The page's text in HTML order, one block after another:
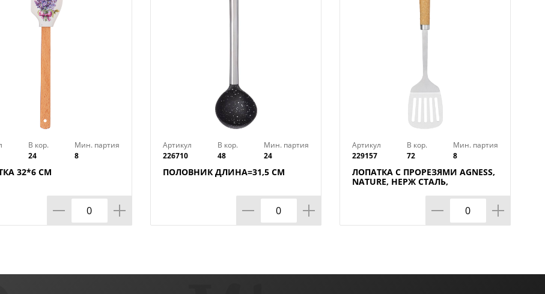
В кор.
24
Мин. партия
8
32*6 СМ
Артикул
226710
В кор.
48
Мин. партия
24
ПОЛОВНИК ДЛИНА=31,5 СМ
Артикул
229157
В кор.
72
Мин. партия
8
ЛОПАТКА С ПРОРЕЗЯМИ AGNESS,
NATURE, НЕРЖ СТАЛЬ,